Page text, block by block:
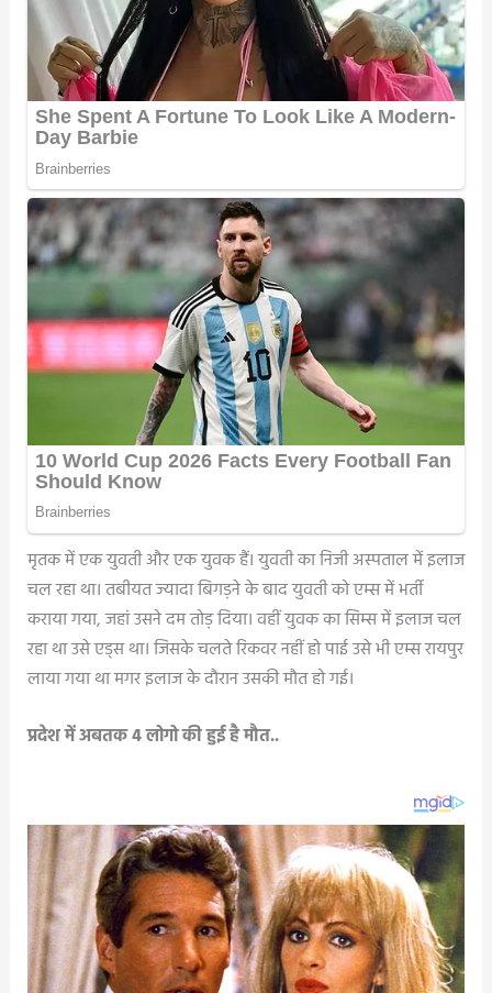
मृतक में एक युवती और एक युवक हैं। युवती का निजी अस्पताल में इलाज
चल रहा था। तबीयत ज्यादा बिगड़ने के बाद युवती को एम्स में भर्ती
कराया गया, जहां उसने दम तोड़ दिया। वहीं युवक का सिम्स में इलाज चल
रहा था उसे एड्स था। जिसके चलते रिकवर नहीं हो पाई उसे भी एम्स रायपुर
लाया गया था मगर इलाज के दौरान उसकी मौत हो गई।
प्रदेश में अबतक 4 लोगो की हुई है मौत..